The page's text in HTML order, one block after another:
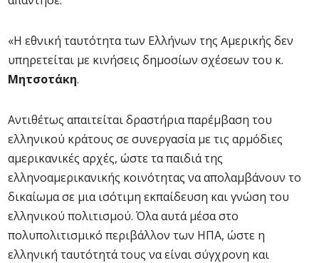
«Η εθνική ταυτότητα των Ελλήνων της Αμερικής δεν
υπηρετείται με κινήσεις δημοσίων σχέσεων του κ.
Μητσοτάκη.
Αντιθέτως απαιτείται δραστήρια παρέμβαση του
ελληνικού κράτους σε συνεργασία με τις αρμόδιες
αμερικανικές αρχές, ώστε τα παιδιά της
ελληνοαμερικανικής κοινότητας να απολαμβάνουν το
δικαίωμα σε μια ισότιμη εκπαίδευση και γνώση του
ελληνικού πολιτισμού. Όλα αυτά μέσα στο
πολυπολιτισμικό περιβάλλον των ΗΠΑ, ώστε η
ελληνική ταυτότητά τους να είναι σύγχρονη και